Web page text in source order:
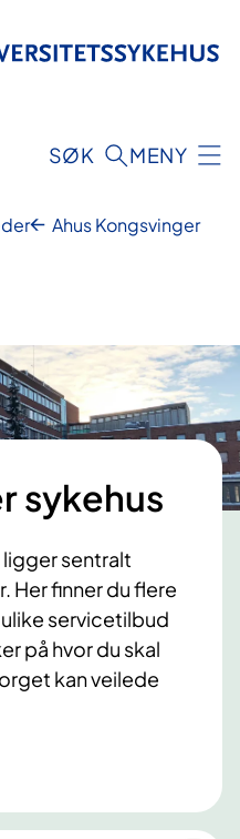
SØK MENY
Ahus Kongsvinger
sykehus
sentralt
Her finner du flere
servicetilbud
på hvor du skal
kan veilede